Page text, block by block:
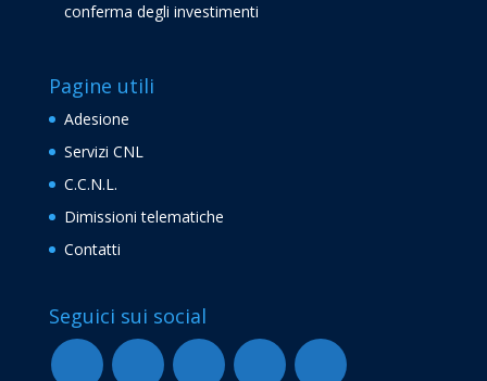
conferma degli investimenti
Pagine utili
Adesione
Servizi CNL
C.C.N.L.
Dimissioni telematiche
Contatti
Seguici sui social